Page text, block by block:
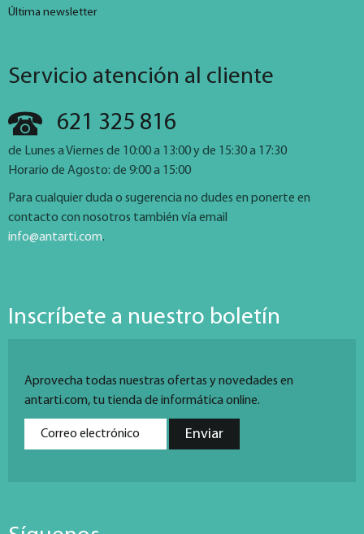
Última newsletter
Servicio atención al cliente
621 325 816
de Lunes a Viernes de 10:00 a 13:00 y de 15:30 a 17:30
Horario de Agosto: de 9:00 a 15:00
Para cualquier duda o sugerencia no dudes en ponerte en
contacto con nosotros también vía email
info@antarti.com.
Inscríbete a nuestro boletín
Aprovecha todas nuestras ofertas y novedades en
antarti.com, tu tienda de informática online.